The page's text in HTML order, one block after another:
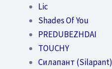
Lic
Shades Of You
PREDUBEZHDAI
TOUCHY
Силапант (Silapant)